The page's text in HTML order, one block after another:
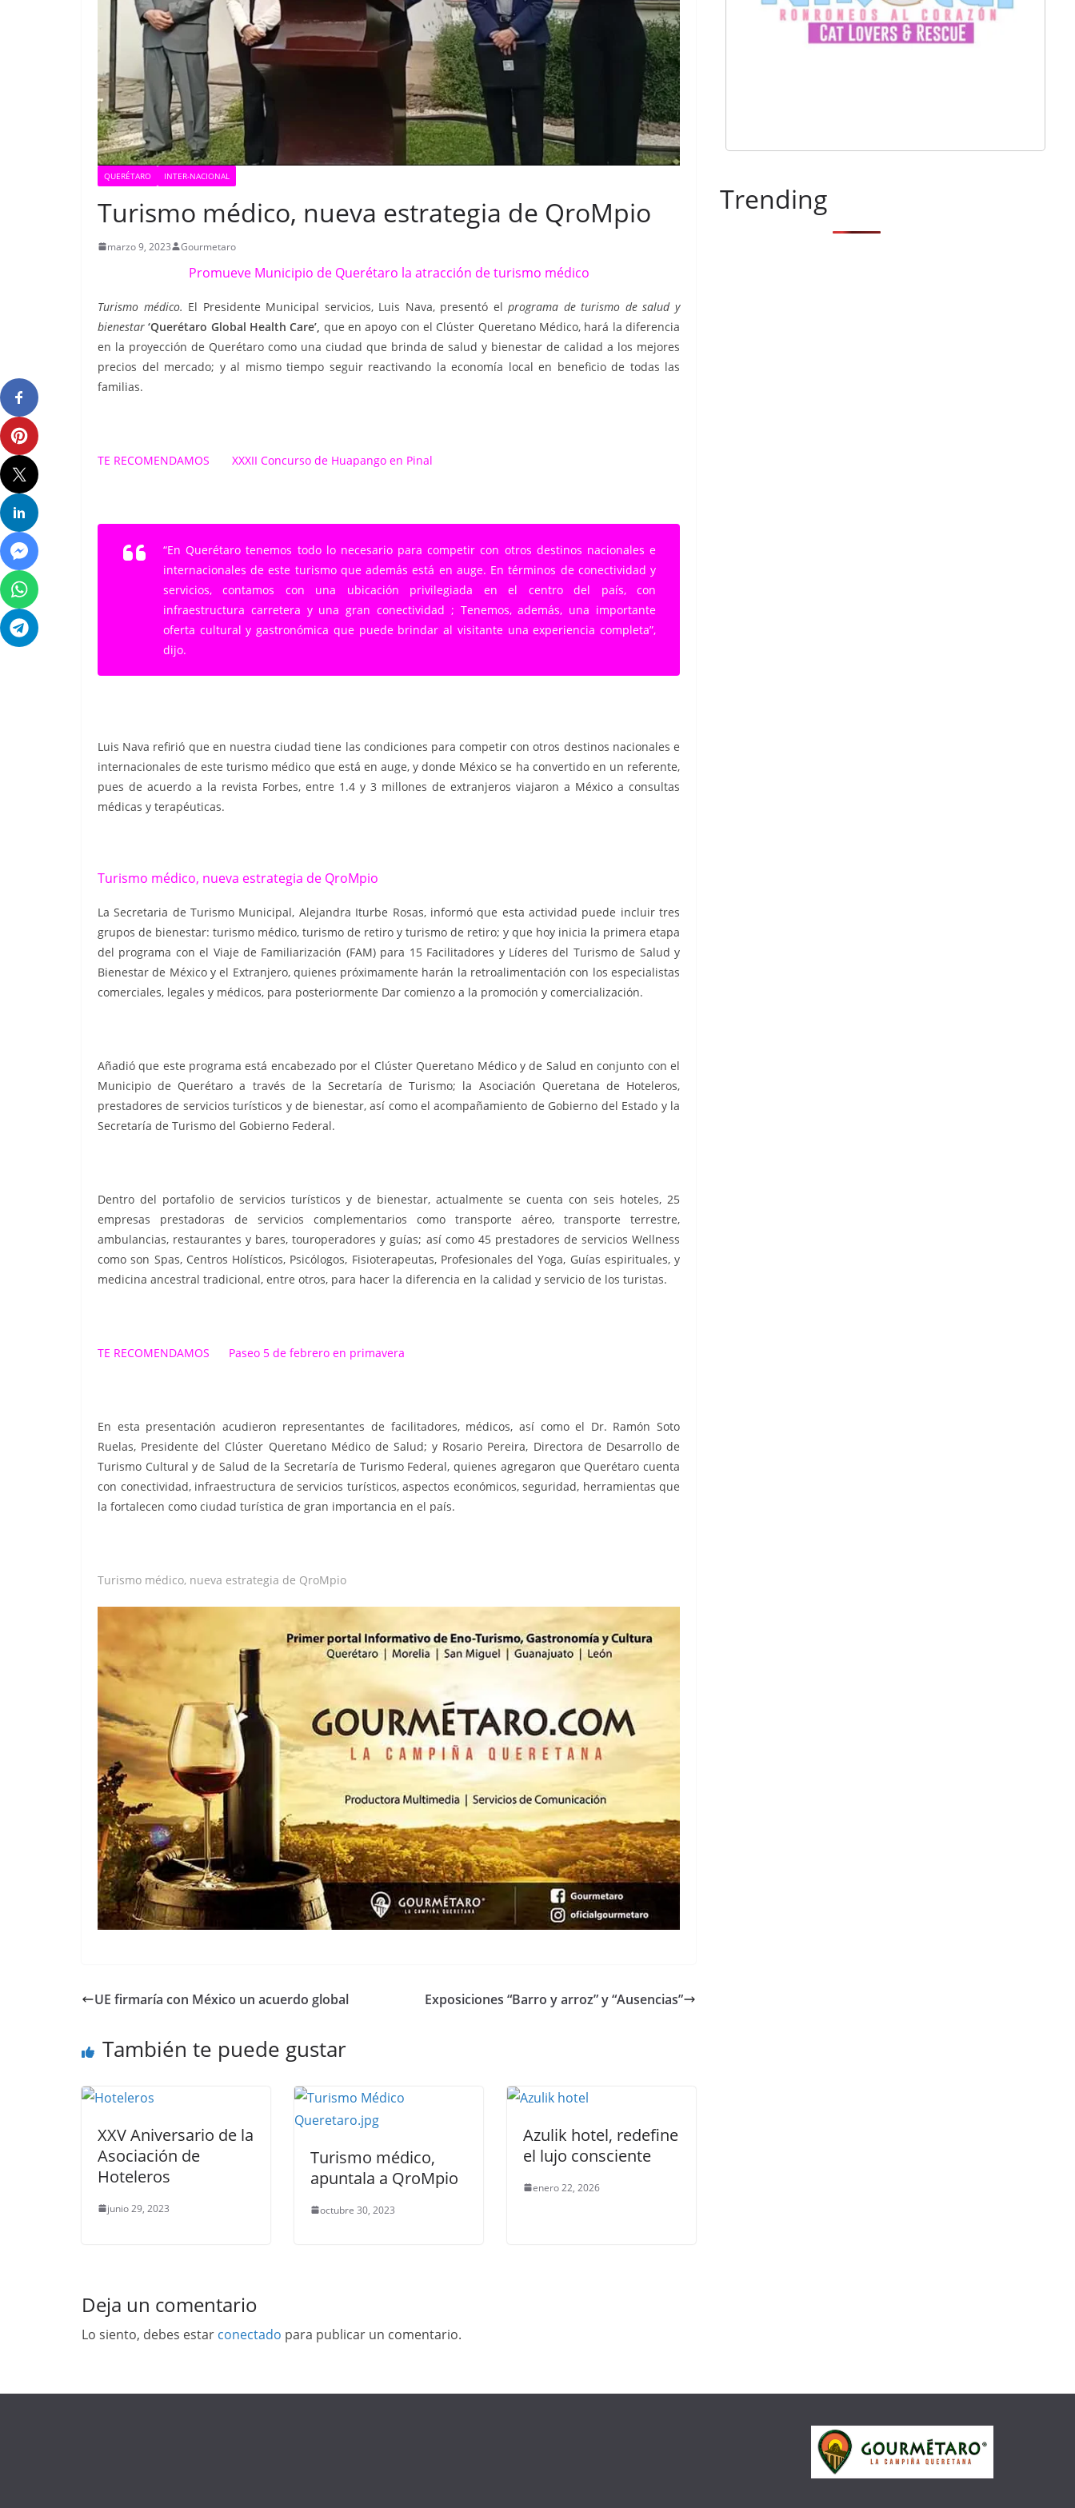
QUERÉTARO INTER-NACIONAL
Turismo médico, nueva estrategia de QroMpio
marzo 9, 2023 Gourmetaro
Promueve Municipio de Querétaro la atracción de turismo médico
Turismo médico. El Presidente Municipal servicios, Luis Nava, presentó elprograma de turismo de salud y
bienestar‘Querétaro Global Health Care’, que en apoyo con el Clúster Queretano Médico, hará la diferencia
en la proyección de Querétaro como una ciudad que brinda de salud y bienestar de calidad a los mejores
precios del mercado; y al mismo tiempo seguir reactivando la economía local en beneficio de todas las
familias.
TE RECOMENDAMOS XXXII Concurso de Huapango en Pinal
“En Querétaro tenemos todo lo necesario para competir con otros destinos nacionales e
internacionales de este turismo que además está en auge. En términos de conectividad y
servicios, contamos con una ubicación privilegiada en el centro del país, con
infraestructura carretera y una gran conectividad ; Tenemos, además, una importante
oferta cultural y gastronómica que puede brindar al visitante una experiencia completa”,
dijo.
Luis Nava refirió que en nuestra ciudad tiene las condiciones para competir con otros destinos nacionales e
internacionales de este turismo médico que está en auge, y donde México se ha convertido en un referente,
pues de acuerdo a la revista Forbes, entre 1.4 y 3 millones de extranjeros viajaron a México a consultas
médicas y terapéuticas.
Turismo médico, nueva estrategia de QroMpio
La Secretaria de Turismo Municipal, Alejandra Iturbe Rosas, informó que esta actividad puede incluir tres
grupos de bienestar: turismo médico, turismo de retiro y turismo de retiro; y que hoy inicia la primera etapa
del programa con el Viaje de Familiarización (FAM) para 15 Facilitadores y Líderes del Turismo de Salud y
Bienestar de México y el Extranjero, quienes próximamente harán la retroalimentación con los especialistas
comerciales, legales y médicos, para posteriormente Dar comienzo a la promoción y comercialización.
Añadió que este programa está encabezado por el Clúster Queretano Médico y de Salud en conjunto con el
Municipio de Querétaro a través de la Secretaría de Turismo; la Asociación Queretana de Hoteleros,
prestadores de servicios turísticos y de bienestar, así como el acompañamiento de Gobierno del Estado y la
Secretaría de Turismo del Gobierno Federal.
Dentro del portafolio de servicios turísticos y de bienestar, actualmente se cuenta con seis hoteles, 25
empresas prestadoras de servicios complementarios como transporte aéreo, transporte terrestre,
ambulancias, restaurantes y bares, touroperadores y guías; así como 45 prestadores de servicios Wellness
como son Spas, Centros Holísticos, Psicólogos, Fisioterapeutas, Profesionales del Yoga, Guías espirituales, y
medicina ancestral tradicional, entre otros, para hacer la diferencia en la calidad y servicio de los turistas.
TE RECOMENDAMOS Paseo 5 de febrero en primavera
En esta presentación acudieron representantes de facilitadores, médicos, así como el Dr. Ramón Soto
Ruelas, Presidente del Clúster Queretano Médico de Salud;y Rosario Pereira, Directora de Desarrollo de
Turismo Cultural y de Salud de la Secretaría de Turismo Federal, quienes agregaron que Querétaro cuenta
con conectividad, infraestructura de servicios turísticos, aspectos económicos, seguridad, herramientas que
la fortalecen como ciudad turística de gran importancia en el país.
Turismo médico, nueva estrategia de QroMpio
UE firmaría con México un acuerdo global Exposiciones “Barro y arroz” y “Ausencias”
También te puede gustar
XXV Aniversario de la
Asociación de
Hoteleros
junio 29, 2023
Turismo médico,
apuntala a QroMpio
octubre 30, 2023
Azulik hotel, redefine
el lujo consciente
enero 22, 2026
Deja un comentario
Lo siento, debes estar conectado para publicar un comentario.
Trending